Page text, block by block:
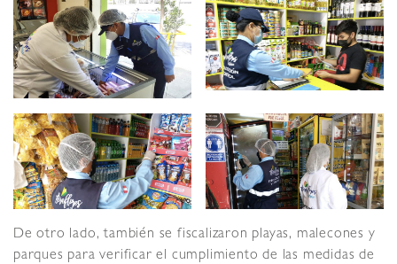
De otro lado, también se fiscalizaron playas, malecones y
parques para verificar el cumplimiento de las medidas de